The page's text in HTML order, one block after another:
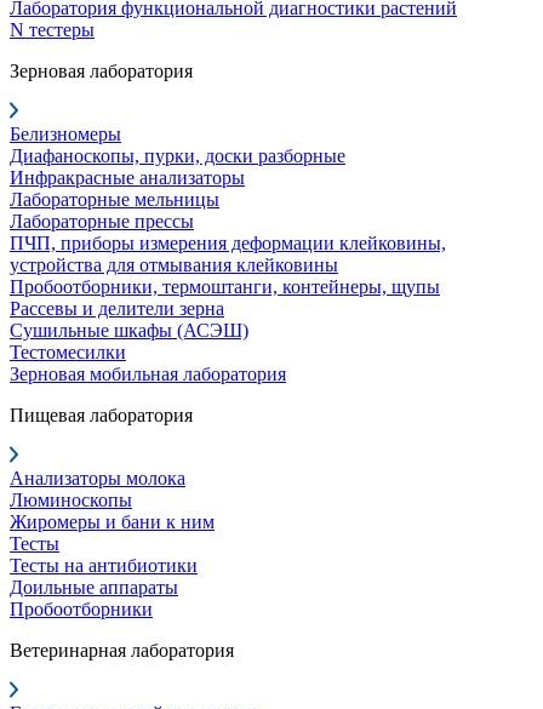
Лаборатория функциональной диагностики растений
N тестеры
Зерновая лаборатория
Белизномеры
Диафаноскопы, пурки, доски разборные
Инфракрасные анализаторы
Лабораторные мельницы
Лабораторные прессы
ПЧП, приборы измерения деформации клейковины,
устройства для отмывания клейковины
Пробоотборники, термоштанги, контейнеры, щупы
Рассевы и делители зерна
Сушильные шкафы (АСЭШ)
Тестомесилки
Зерновая мобильная лаборатория
Пищевая лаборатория
Анализаторы молока
Люминоскопы
Жиромеры и бани к ним
Тесты
Тесты на антибиотики
Доильные аппараты
Пробоотборники
Ветеринарная лаборатория